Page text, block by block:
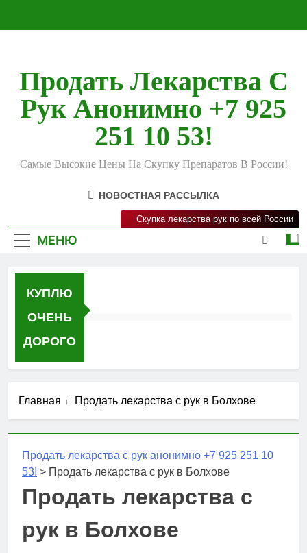
Продать Лекарства С
Рук Анонимно +7 925
251 10 53!
Самые Высокие Цены На Скупку Препаратов В России!
НОВОСТНАЯ РАССЫЛКА
МЕНЮ
Скупка лекарства рук по всей России
КУПЛЮ
ОЧЕНЬ
ДОРОГО
Главная Продать лекарства с рук в Болхове
Продать лекарства с рук анонимно +7 925 251 10
53! > Продать лекарства с рук в Болхове
Продать лекарства с
рук в Болхове